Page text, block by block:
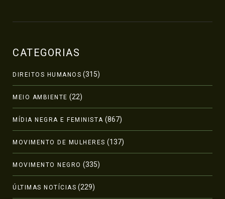
CATEGORIAS
DIREITOS HUMANOS (315)
MEIO AMBIENTE (22)
MÍDIA NEGRA E FEMINISTA (867)
MOVIMENTO DE MULHERES (137)
MOVIMENTO NEGRO (335)
ÚLTIMAS NOTÍCIAS (229)